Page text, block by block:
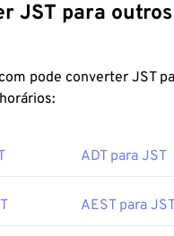
JST para
pode converter JST
ADT para JST
AEST para